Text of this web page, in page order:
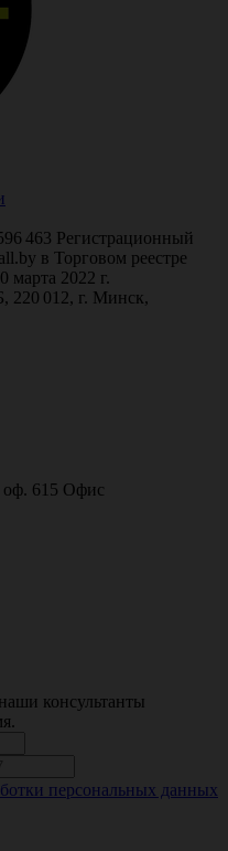
463 Регистрационный
в Торговом реестре
марта 2022 г.
220 012, г. Минск,
615 Офис
консультанты
персональных данных